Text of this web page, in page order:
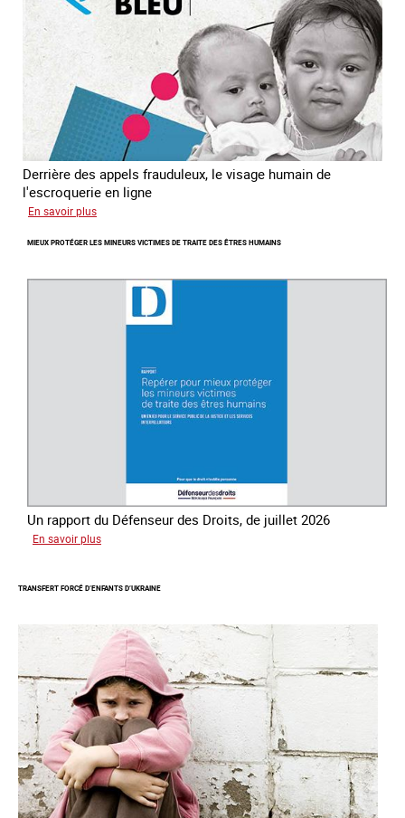
est
Derrière des appels frauduleux, le visage humain de
l'escroquerie en ligne
En savoir plus
mondiale
lutte
MIEUX PROTÉGER LES MINEURS VICTIMES DE TRAITE DES ÊTRES HUMAINS
Un rapport du Défenseur des Droits, de juillet 2026
En savoir plus
les
victimes
de
traite
des
êtres
humains
TRANSFERT FORCÉ D’ENFANTS D’UKRAINE